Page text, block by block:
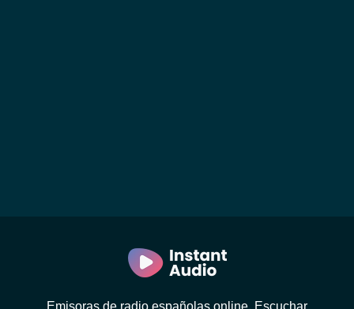
Emisoras de radio españolas online. Escuchar